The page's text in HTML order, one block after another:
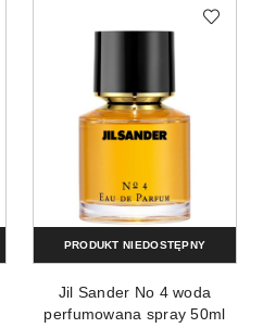
Jil Sander No 4 woda
perfumowana spray 50ml
PRODUKT NIEDOSTĘPNY